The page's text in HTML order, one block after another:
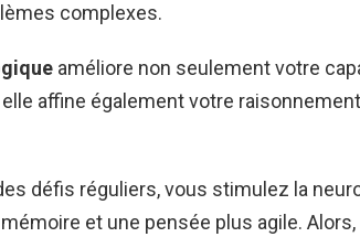
complexes.
améliore non seulement votre
affine également votre
défis réguliers, vous stimulez la
et une pensée plus agile.